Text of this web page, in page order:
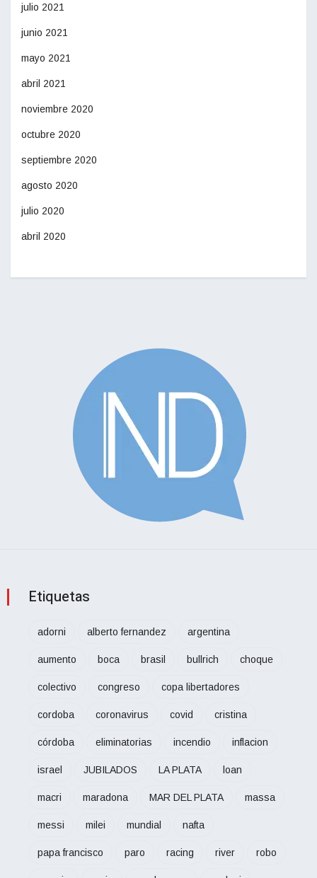
julio 2021
junio 2021
mayo 2021
abril 2021
noviembre 2020
octubre 2020
septiembre 2020
agosto 2020
julio 2020
abril 2020
Etiquetas
adorni alberto fernandez argentina
aumento boca brasil bullrich choque
colectivo congreso copa libertadores
cordoba coronavirus covid cristina
córdoba eliminatorias incendio inflacion
israel JUBILADOS LA PLATA loan
macri maradona MAR DEL PLATA massa
messi milei mundial nafta
papa francisco paro racing river robo